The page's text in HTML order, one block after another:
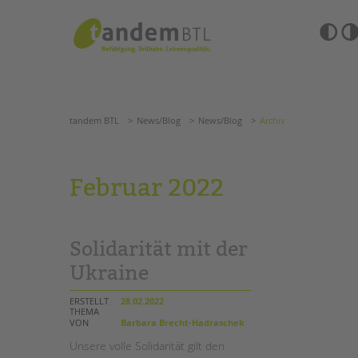
Barrierefrei-
ANGEBOTE
KITA & FRÜHE HILFEN
Grundschulen
Oberschulen
Förderzentren
Kollegs
EFöB
Tagesgruppen
TANDEM BTL
tandem BTL News/Blog
tandem BTL News/Blog News/Blog Archiv
Februar 2022
Solidarität mit der
Ukraine
ERSTELLT
28.02.2022
THEMA
VON
Barbara Brecht-Hadraschek
Unsere volle Solidarität gilt den